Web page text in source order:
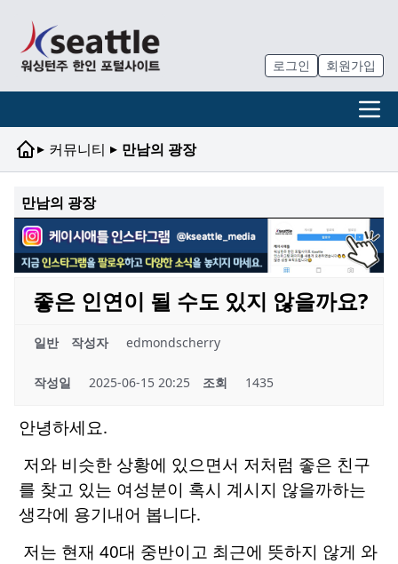
로그인 회원가입
▸ 커뮤니티 ▸ 만남의 광장
만남의 광장
좋은 인연이 될 수도 있지 않을까요?
일반 작성자 edmondscherry
작성일 2025-06-15 20:25 조회 1435
안녕하세요.
저와 비슷한 상황에 있으면서 저처럼 좋은 친구
를 찾고 있는 여성분이 혹시 계시지 않을까하는
생각에 용기내어 봅니다.
저는 현재 40대 중반이고 최근에 뜻하지 않게 와